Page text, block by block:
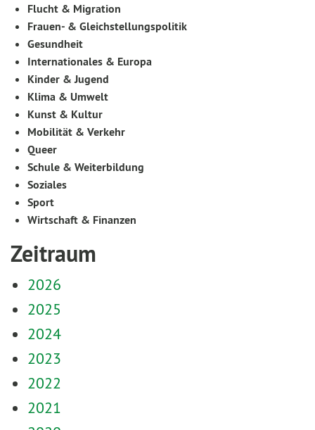
Flucht & Migration
Frauen- & Gleichstellungspolitik
Gesundheit
Internationales & Europa
Kinder & Jugend
Klima & Umwelt
Kunst & Kultur
Mobilität & Verkehr
Queer
Schule & Weiterbildung
Soziales
Sport
Wirtschaft & Finanzen
Zeitraum
2026
2025
2024
2023
2022
2021